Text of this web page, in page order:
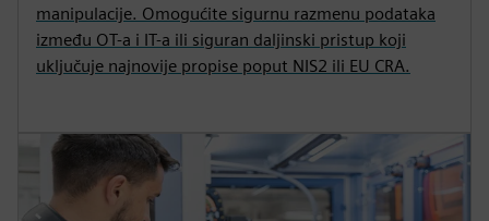
manipulacije. Omogućite sigurnu razmenu podataka
između OT-a i IT-a ili siguran daljinski pristup koji
uključuje najnovije propise poput NIS2 ili EU CRA.